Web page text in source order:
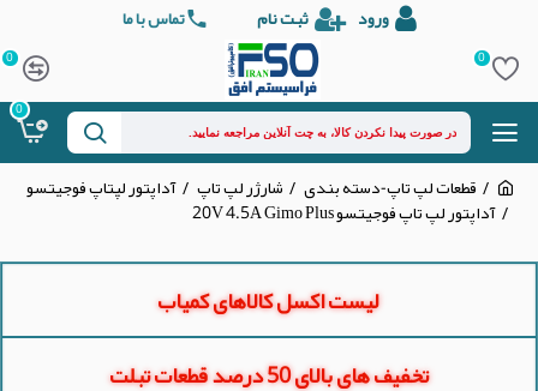
ورود ثبت نام تماس با ما
0
0
0
قطعات لپ تاپ-دسته بندی شارژر لپ تاپ آداپتور لپتاپ فوجیتسو
آداپتور لپ تاپ فوجیتسو 20V 4.5A Gimo Plus
لیست اکسل کالاهای کمیاب
تخفیف های بالای 50 درصد قطعات تبلت